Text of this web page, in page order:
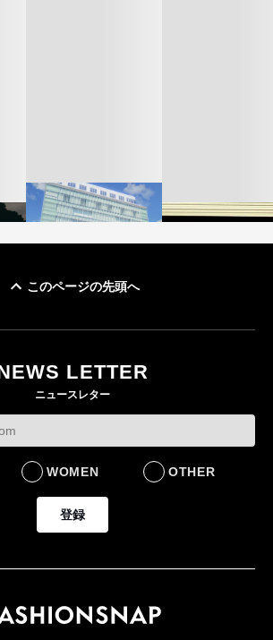
FASHION
BUSINESS
このページの先頭へ
LETTER
ニュースレター
WOMEN OTHER
登録